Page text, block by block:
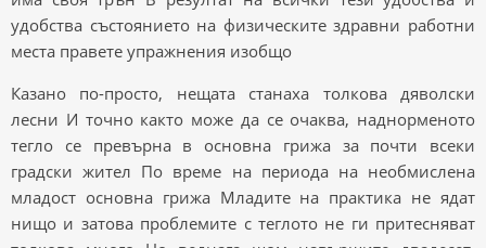
удобства състоянието на физическите здравни работни
места правете упражнения изобщо
Казано по-просто, нещата станаха толкова дяволски
лесни И точно както може да се очаква, наднорменото
тегло се превърна в основна грижа за почти всеки
градски жител По време на периода на необмислена
младост основна грижа Младите на практика не ядат
нищо и затова проблемите с теглото не ги притесняват